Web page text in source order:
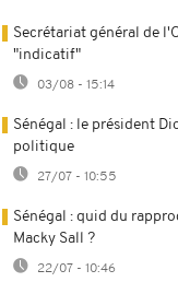
Secrétariat général de
"indicatif"
03/08 - 15:14
Sénégal : le président
politique
27/07 - 10:55
Sénégal : quid du
Macky Sall ?
22/07 - 10:46